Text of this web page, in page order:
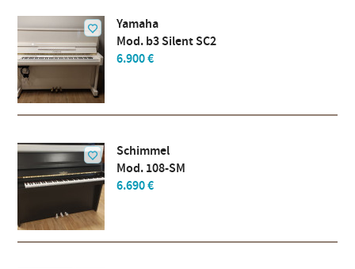
Yamaha
Mod. b3 Silent SC2
6.900 €
Schimmel
Mod. 108-SM
6.690 €